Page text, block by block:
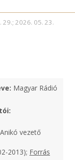
29.; 2026. 05. 23.
Magyar Rádió
vezető
2013); Forrás